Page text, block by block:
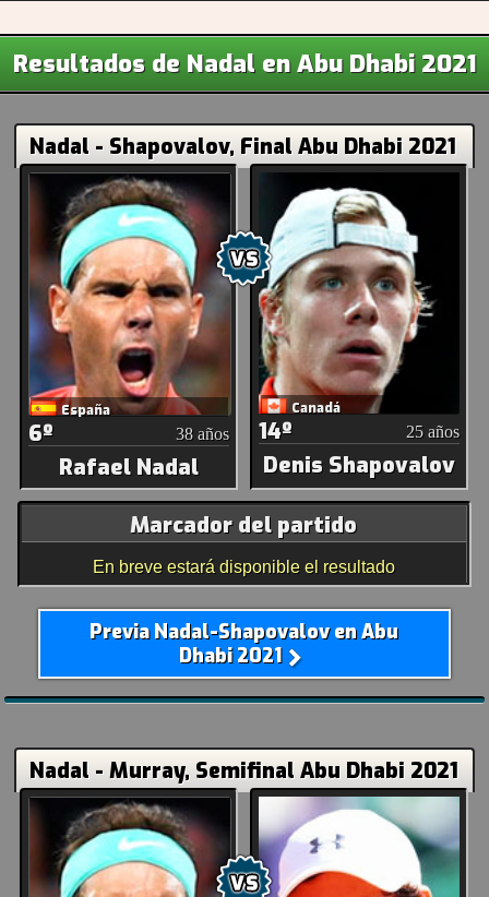
Resultados de Nadal en Abu Dhabi 2021
Nadal - Shapovalov, Final Abu Dhabi 2021
España
6º 38 años
Rafael Nadal
Canadá
14º 25 años
Denis Shapovalov
Marcador del partido
En breve estará disponible el resultado
Previa Nadal-Shapovalov en Abu
Dhabi 2021
Nadal - Murray, Semifinal Abu Dhabi 2021